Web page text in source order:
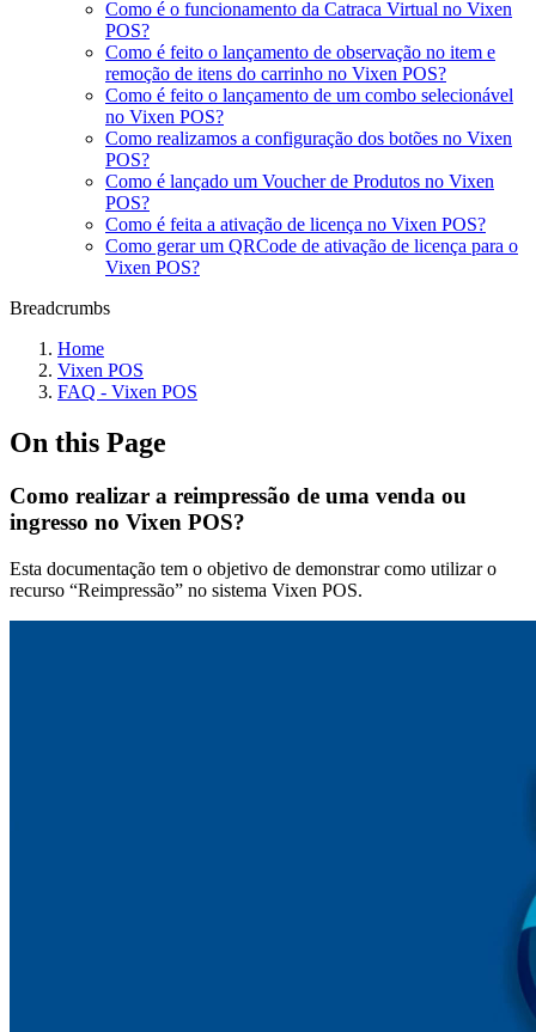
Como é o funcionamento da Catraca Virtual no Vixen
POS?
Como é feito o lançamento de observação no item e
remoção de itens do carrinho no Vixen POS?
Como é feito o lançamento de um combo selecionável
no Vixen POS?
Como realizamos a configuração dos botões no Vixen
POS?
Como é lançado um Voucher de Produtos no Vixen
POS?
Como é feita a ativação de licença no Vixen POS?
Como gerar um QRCode de ativação de licença para o
Vixen POS?
Breadcrumbs
Home
Vixen POS
FAQ - Vixen POS
On this Page
Como realizar a reimpressão de uma venda ou
ingresso no Vixen POS?
Esta documentação tem o objetivo de demonstrar como utilizar o
recurso “Reimpressão” no sistema Vixen POS.